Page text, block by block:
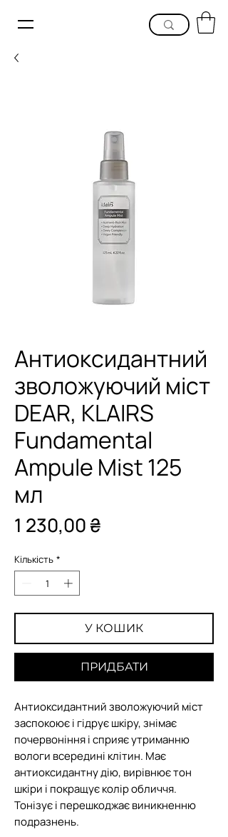
Антиоксидантний
зволожуючий міст
DEAR, KLAIRS
Fundamental
Ampule Mist 125
мл
1 230,00 ₴
Кількість *
У КОШИК
ПРИДБАТИ
Антиоксидантний зволожуючий міст
заспокоює і гідрує шкіру, знімає
почервоніння і сприяє утриманню
вологи всередині клітин. Має
антиоксидантну дію, вирівнює тон
шкіри і покращує колір обличчя.
Тонізує і перешкоджає виникненню
подразнень.